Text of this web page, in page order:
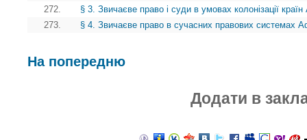
272.
§ 3. Звичаєве право і суди в умовах колонізації
273.
§ 4. Звичаєве право в сучасних правових системах
На попередню
Додати в